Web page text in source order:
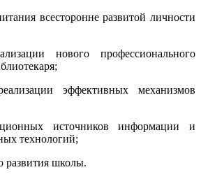
всесторонне развитой личности
нового профессионального
эффективных механизмов
источников информации и
технологий;
школы.